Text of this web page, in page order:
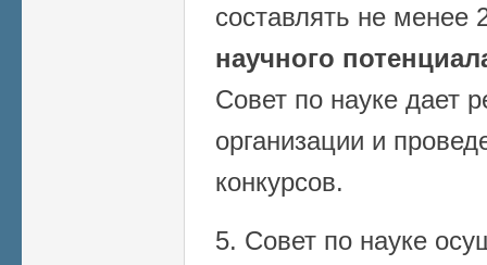
составлять не менее
научного
Совет по науке дает
организации и
конкурсов.
5. Совет по науке